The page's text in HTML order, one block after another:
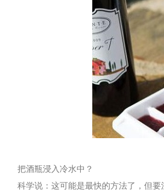
把酒瓶浸入冷水中？
科学说：这可能是最快的方法了，但要